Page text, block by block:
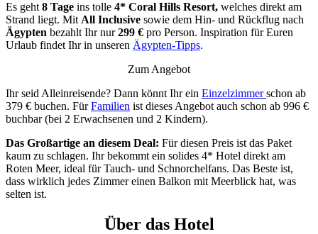
Es geht 8 Tage ins tolle 4* Coral Hills Resort, welches direkt am
Strand liegt. Mit All Inclusive sowie dem Hin- und Rückflug nach
Ägypten bezahlt Ihr nur299 € pro Person. Inspiration für Euren
Urlaub findet Ihr in unseren Ägypten-Tipps.
Zum Angebot
Ihr seid Alleinreisende? Dann könnt Ihr ein Einzelzimmerschon ab
379 € buchen. FürFamilien ist dieses Angebot auch schon ab 996 €
buchbar (bei 2 Erwachsenen und 2 Kindern).
Das Großartige an diesem Deal: Für diesen Preis ist das Paket
kaum zu schlagen. Ihr bekommt ein solides 4* Hotel direkt am
Roten Meer, ideal für Tauch- und Schnorchelfans. Das Beste ist,
dass wirklich jedes Zimmer einen Balkon mit Meerblick hat, was
selten ist.
Über das Hotel